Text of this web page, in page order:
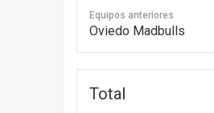
Equipos anteriores
Oviedo Madbulls
Total